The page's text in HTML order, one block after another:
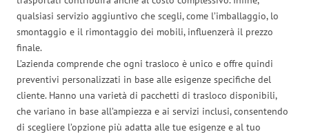
qualsiasi servizio aggiuntivo che scegli, come l’imballaggio, lo
smontaggio e il rimontaggio dei mobili, influenzerà il prezzo
finale.
L’azienda comprende che ogni trasloco è unico e offre quindi
preventivi personalizzati in base alle esigenze specifiche del
cliente. Hanno una varietà di pacchetti di trasloco disponibili,
che variano in base all’ampiezza e ai servizi inclusi, consentendo
di scegliere l’opzione più adatta alle tue esigenze e al tuo